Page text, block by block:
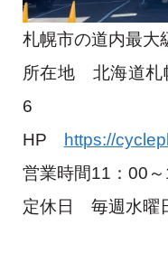
札幌市の道内最大
所在地 北海道札
6
HP https://
営業時間11：00
定休日 毎週水曜